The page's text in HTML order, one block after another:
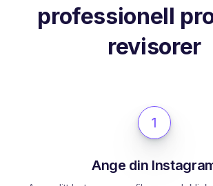
professionell
revisorer
1
Ange din